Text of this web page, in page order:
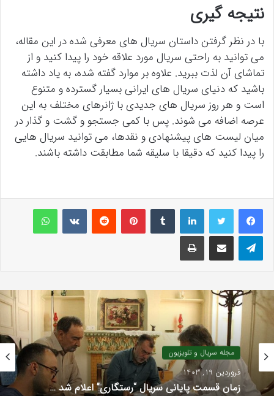
نتیجه گیری
با در نظر گرفتن داستان سریال های معرفی شده در این مقاله،
می توانید به راحتی سریال مورد علاقه خود را پیدا کنید و از
تماشای آن لذت ببرید. علاوه بر موارد گفته شده، به یاد داشته
باشید که دنیای سریال های ایرانی بسیار گسترده و متنوع
است و هر روز سریال های جدیدی با ژانرهای مختلف به این
عرصه اضافه می شوند. پس با کمی جستجو و گشت و گذار در
میان لیست های پیشنهادی و نقدها، می توانید سریال هایی
را پیدا کنید که دقیقا با سلیقه شما مطابقت داشته باشند.
لینکداینتامبلر پینتریستReddit
VKontakteواتس آپ
تلگرام اشتراک گذاری با ایمیل چاپ
مجله سریال و تلویزیون
مجله سریال و تلویزیون
فروردین 15, 1403
تماشای «داجر زبردست» از شبکه 4 سیما …